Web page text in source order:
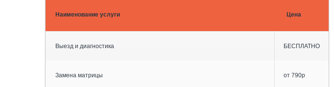
Наименование услуги Цена
Выезд и диагностика БЕСПЛАТНО
Замена матрицы от 790р